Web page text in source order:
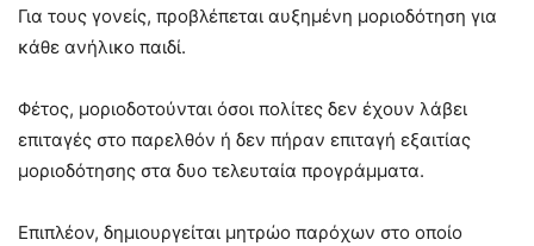
Για τους γονείς, προβλέπεται αυξημένη μοριοδότηση για
κάθε ανήλικο παιδί.
Φέτος, μοριοδοτούνται όσοι πολίτες δεν έχουν λάβει
επιταγές στο παρελθόν ή δεν πήραν επιταγή εξαιτίας
μοριοδότησης στα δυο τελευταία προγράμματα.
Επιπλέον, δημιουργείται μητρώο παρόχων στο οποίο